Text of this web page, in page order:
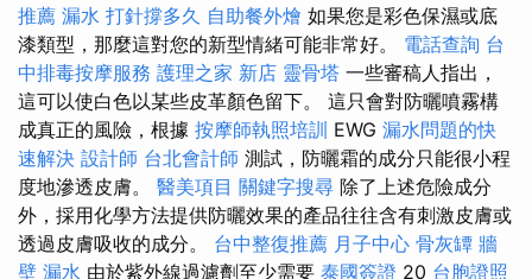
推薦 漏水 打針撐多久 自助餐外燴 如果您是彩色保濕或底
漆類型，那麼這對您的新型情緒可能非常好。 電話查詢 台
中排毒按摩服務 護理之家 新店 靈骨塔 一些審稿人指出，
這可以使白色以某些皮革顏色留下。 這只會對防曬噴霧構
成真正的風險，根據 按摩師執照培訓 EWG 漏水問題的快
速解決 設計師 台北會計師 測試，防曬霜的成分只能很小程
度地滲透皮膚。 醫美項目 關鍵字搜尋 除了上述危險成分
外，採用化學方法提供防曬效果的產品往往含有刺激皮膚或
透過皮膚吸收的成分。 台中整復推薦 月子中心 骨灰罈 牆
壁 漏水 由於紫外線過濾劑至少需要 泰國簽證 20 台胞證照